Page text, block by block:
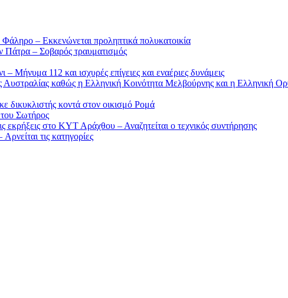
– Εκκενώνεται προληπτικά πολυκατοικία
Πάτρα – Σοβαρός τραυματισμός
Μήνυμα 112 και ισχυρές επίγειες και εναέριες δυνάμεις
Αυστραλίας καθώς η Ελληνική Κοινότητα Μελβούρνης και η Ελληνική
δικυκλιστής κοντά στον οικισμό Ρομά
Σωτήρος
εκρήξεις στο ΚΥΤ Αράχθου – Αναζητείται ο τεχνικός συντήρησης
τις κατηγορίες